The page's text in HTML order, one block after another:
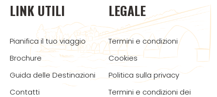
LINK UTILI
Pianifica il tuo viaggio
Brochure
Guida delle Destinazioni
Contatti
LEGALE
Termini e condizioni
Cookies
Politica sulla privacy
Termini e condizioni dei